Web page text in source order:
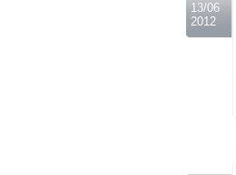
13/06
2012